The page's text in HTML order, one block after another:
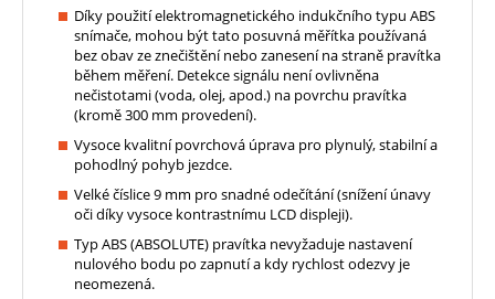
Díky použití elektromagnetického indukčního typu ABS
snímače, mohou být tato posuvná měřítka používaná
bez obav ze znečištění nebo zanesení na straně pravítka
během měření. Detekce signálu není ovlivněna
nečistotami (voda, olej, apod.) na povrchu pravítka
(kromě 300 mm provedení).
Vysoce kvalitní povrchová úprava pro plynulý, stabilní a
pohodlný pohyb jezdce.
Velké číslice 9 mm pro snadné odečítání (snížení únavy
oči díky vysoce kontrastnímu LCD displeji).
Typ ABS (ABSOLUTE) pravítka nevyžaduje nastavení
nulového bodu po zapnutí a kdy rychlost odezvy je
neomezená.